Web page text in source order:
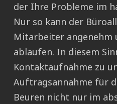
der Ihre Probleme im
Nur so kann der
Mitarbeiter angenehm
ablaufen. In diesem
Kontaktaufnahme zu
Auftragsannahme für
Beuren nicht nur im